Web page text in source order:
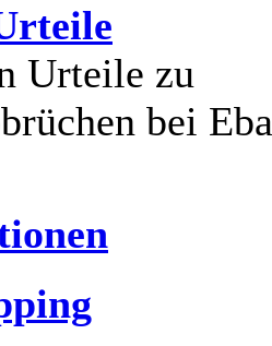
Urteile zu
bei